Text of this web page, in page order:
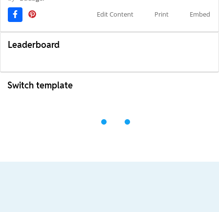
Edit Content
Print Embed
Leaderboard
Switch template